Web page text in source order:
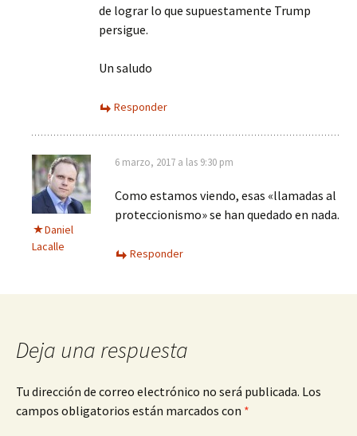
de lograr lo que supuestamente Trump
persigue.
Un saludo
Responder
Daniel
Lacalle
6 marzo, 2017 a las 9:30 pm
Como estamos viendo, esas «llamadas al
proteccionismo» se han quedado en nada.
Responder
Deja una respuesta
Tu dirección de correo electrónico no será publicada. Los
campos obligatorios están marcados con *